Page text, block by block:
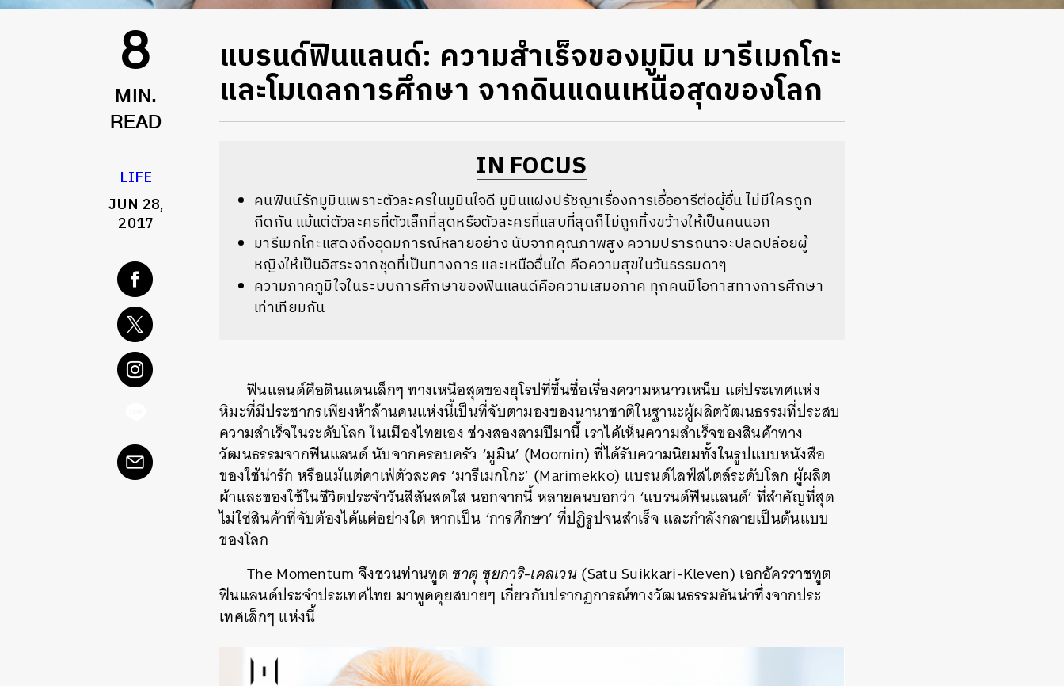
8
MIN.
READ
LIFE
JUN 28,
2017
แบรนด์ฟินแลนด์: ความสำเร็จของมูมิน มารีเมกโกะ
และโมเดลการศึกษา จากดินแดนเหนือสุดของโลก
IN FOCUS
คนฟินน์รักมูมินเพราะตัวละครในมูมินใจดี มูมินแฝงปรัชญาเรื่องการเอื้ออารีต่อผู้อื่น ไม่มีใครถูก
กีดกัน แม้แต่ตัวละครที่ตัวเล็กที่สุดหรือตัวละครที่แสบที่สุดก็ไม่ถูกทิ้งขว้างให้เป็นคนนอก
มารีเมกโกะแสดงถึงอุดมการณ์หลายอย่าง นับจากคุณภาพสูง ความปรารถนาจะปลดปล่อยผู้
หญิงให้เป็นอิสระจากชุดที่เป็นทางการ และเหนืออื่นใด คือความสุขในวันธรรมดาๆ
ความภาคภูมิใจในระบบการศึกษาของฟินแลนด์คือความเสมอภาค ทุกคนมีโอกาสทางการศึกษา
เท่าเทียมกัน
ฟินแลนด์คือดินแดนเล็กๆ ทางเหนือสุดของยุโรปที่ขึ้นชื่อเรื่องความหนาวเหน็บ แต่ประเทศแห่ง
หิมะที่มีประชากรเพียงห้าล้านคนแห่งนี้เป็นที่จับตามองของนานาชาติในฐานะผู้ผลิตวัฒนธรรมที่ประสบ
ความสำเร็จในระดับโลก ในเมืองไทยเอง ช่วงสองสามปีมานี้ เราได้เห็นความสำเร็จของสินค้าทาง
วัฒนธรรมจากฟินแลนด์ นับจากครอบครัว ‘มูมิน’ (Moomin) ที่ได้รับความนิยมทั้งในรูปแบบหนังสือ
ของใช้น่ารัก หรือแม้แต่คาเฟ่ตัวละคร ‘มารีเมกโกะ’ (Marimekko) แบรนด์ไลฟ์สไตล์ระดับโลก ผู้ผลิต
ผ้าและของใช้ในชีวิตประจำวันสีสันสดใส นอกจากนี้ หลายคนบอกว่า ‘แบรนด์ฟินแลนด์’ ที่สำคัญที่สุด
ไม่ใช่สินค้าที่จับต้องได้แต่อย่างใด หากเป็น ‘การศึกษา’ ที่ปฏิรูปจนสำเร็จ และกำลังกลายเป็นต้นแบบ
ของโลก
The Momentum จึงชวนท่านทูต ซาตุ ซุยการิ-เคลเวน(Satu Suikkari-Kleven) เอกอัครราชทูต
ฟินแลนด์ประจำประเทศไทย มาพูดคุยสบายๆ เกี่ยวกับปรากฏการณ์ทางวัฒนธรรมอันน่าทึ่งจากประ
เทศเล็กๆ แห่งนี้